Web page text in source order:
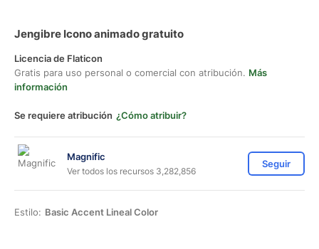
Jengibre Icono animado gratuito
Licencia de Flaticon
Gratis para uso personal o comercial con atribución. Más
información
Se requiere atribución ¿Cómo atribuir?
Magnific
Ver todos los recursos 3,282,856
Seguir
Estilo: Basic Accent Lineal Color